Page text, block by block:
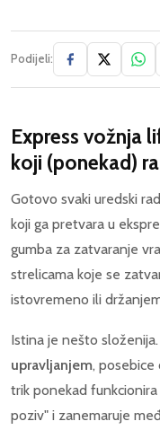
Podijeli:
Express vožnja
koji (ponekad)
Gotovo svaki uredski
koji ga pretvara u
gumba za zatvaranje
strelicama koje se
istovremeno ili
Istina je nešto
upravljanjem, posebice
trik ponekad
poziv" i zanemaruje